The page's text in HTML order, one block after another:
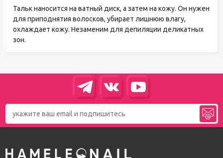
Тальк наносится на ватный диск, а затем на кожу. Он нужен
для приподнятия волосков, убирает лишнюю влагу,
охлаждает кожу. Незаменим для депиляции деликатных
зон.